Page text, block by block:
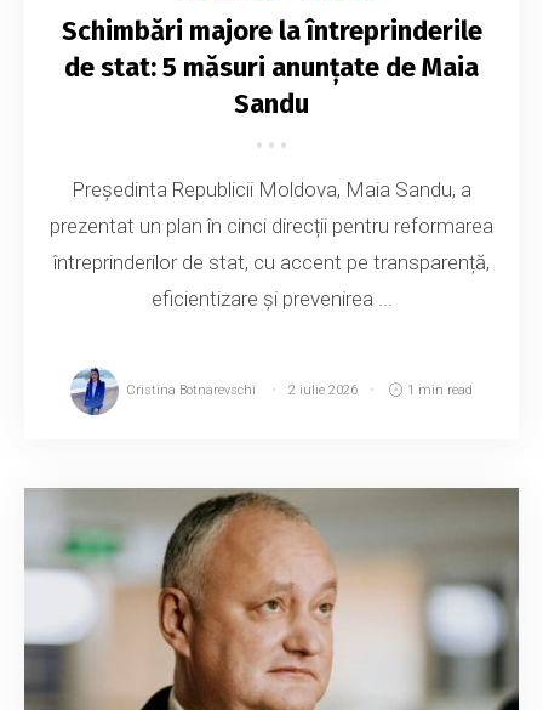
Schimbări majore la întreprinderile
de stat: 5 măsuri anunțate de Maia
Sandu
Președinta Republicii Moldova, Maia Sandu, a
prezentat un plan în cinci direcții pentru reformarea
întreprinderilor de stat, cu accent pe transparență,
eficientizare și prevenirea ...
Cristina Botnarevschi 2 iulie 2026 1 min read